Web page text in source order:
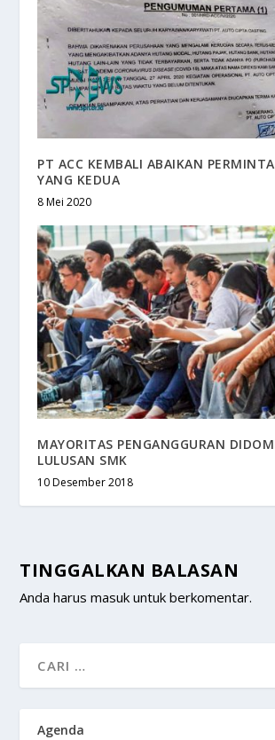
PT ACC KEMBALI ABAIKAN
YANG KEDUA
8 Mei 2020
MAYORITAS PENGANGGURAN
LULUSAN SMK
10 Desember 2018
TINGGALKAN BALASAN
Anda harusmasuk untuk berkomentar.
Agenda